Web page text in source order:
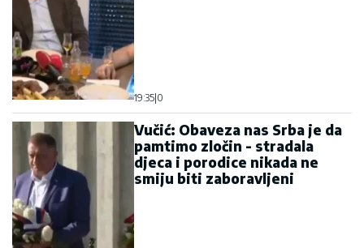
19:35 0
Vučić: Obaveza nas Srba je da
pamtimo zločin - stradala
djeca i porodice nikada ne
smiju biti zaboravljeni